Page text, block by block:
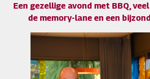
Een gezellige avond met BBQ,
de memory-lane en een